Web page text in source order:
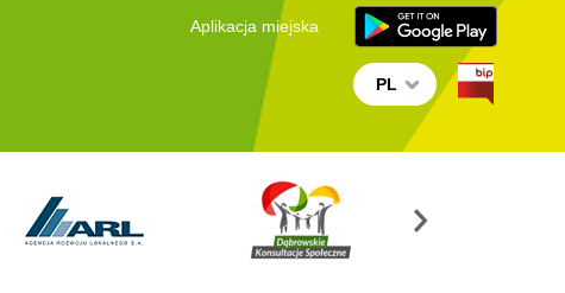
Aplikacja miejska
PL